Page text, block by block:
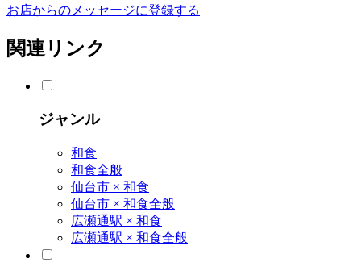
お店からのメッセージに登録する
関連リンク
ジャンル
和食
和食全般
仙台市 × 和食
仙台市 × 和食全般
広瀬通駅 × 和食
広瀬通駅 × 和食全般